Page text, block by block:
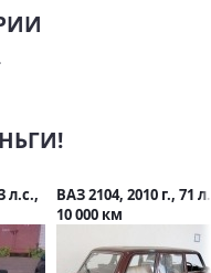
л.с.,
ВАЗ 2104, 2010 г., 71
10 000 км